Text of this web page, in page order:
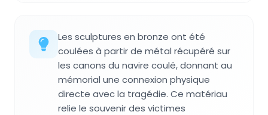
Les sculptures en bronze ont été
coulées à partir de métal récupéré sur
les canons du navire coulé, donnant au
mémorial une connexion physique
directe avec la tragédie. Ce matériau
relie le souvenir des victimes